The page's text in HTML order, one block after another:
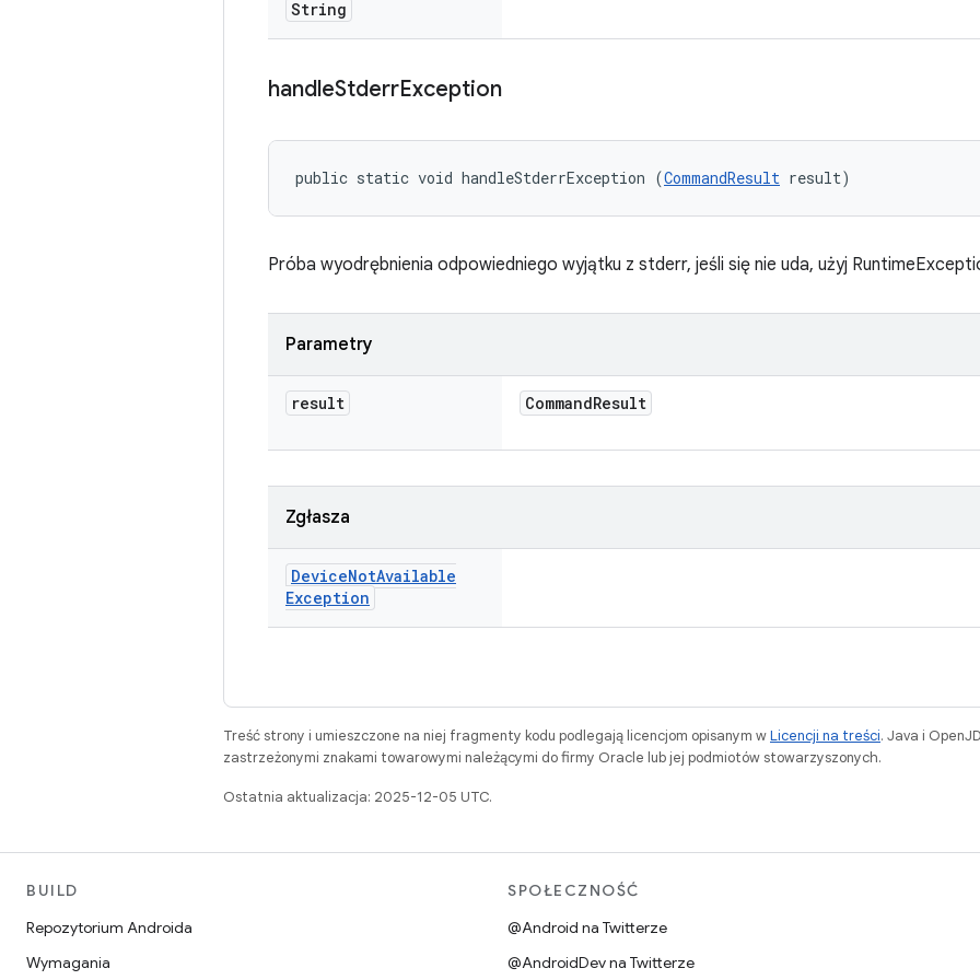
String
handleStderrException
public static void handleStderrException (CommandResult result)
Próba wyodrębnienia odpowiedniego wyjątku z stderr, jeśli się nie uda, użyj
Parametry
result CommandResult
Zgłasza
DeviceNotAvailable
Exception
Treść strony i umieszczone na niej fragmenty kodu podlegają licencjom opisanym wLicencji na treści. Java i
zastrzeżonymi znakami towarowymi należącymi do firmy Oracle lub jej podmiotów stowarzyszonych.
Ostatnia aktualizacja: 2025-12-05 UTC.
BUILD
Repozytorium Androida
Wymagania
SPOŁECZNOŚĆ
@Android na Twitterze
@AndroidDev na Twitterze